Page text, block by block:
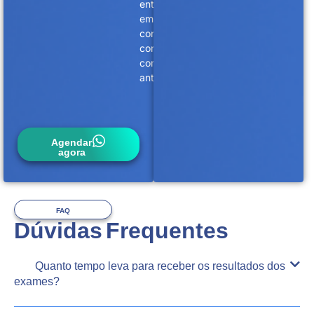
entrar
em
contato
conosco
com
antecedência.
Agendar
agora
FAQ
Dúvidas Frequentes
Quanto tempo leva para receber os resultados dos
exames?